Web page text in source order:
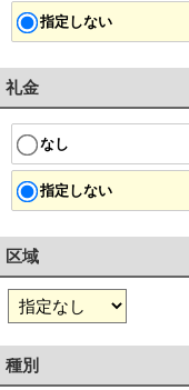
指定しない
礼金
なし
指定しない
区域
種別